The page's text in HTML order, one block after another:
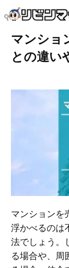
マンショ
との違い
マンションを
浮かべるのは
法でしょう。
る場合や、周